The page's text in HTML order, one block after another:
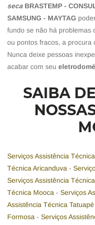
seca BRASTEMP -
SAMSUNG - MAYTAG
fundo se não há problemas
ou pontos fracos, a procura
Nunca deixe pessoas
acabar com seu
SAIBA
Serviços Assistência
Técnica Aricanduva -
Serviços Assistência
Técnica Mooca - Serviços
Assistência Técnica Tatuapé
Formosa - Serviços